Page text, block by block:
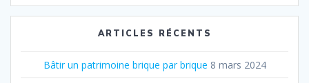
:
ARTICLES RÉCENTS
Bâtir un patrimoine brique par brique 8 mars 2024